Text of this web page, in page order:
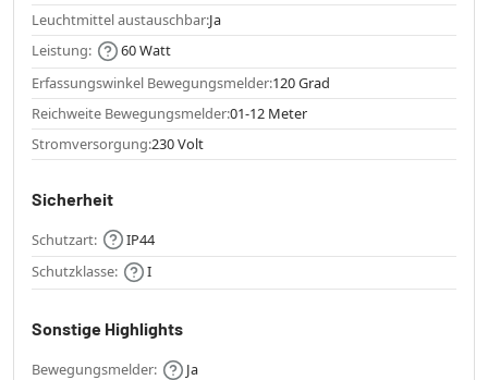
Leuchtmittel austauschbar:Ja
Leistung:
60 Watt
Erfassungswinkel Bewegungsmelder:120 Grad
Reichweite Bewegungsmelder:01-12 Meter
Stromversorgung:230 Volt
Sicherheit
Schutzart:
IP44
Schutzklasse:
I
Sonstige Highlights
Bewegungsmelder:
Ja